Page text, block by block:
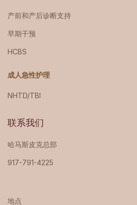
产前和产后诊断支持
早期干预
HCBS
成人急性护理
NHTD/TBI
联系我们
哈马斯皮克总部
917-791-4225
地点